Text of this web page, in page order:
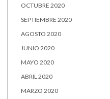
OCTUBRE 2020
SEPTIEMBRE 2020
AGOSTO 2020
JUNIO 2020
MAYO 2020
ABRIL 2020
MARZO 2020